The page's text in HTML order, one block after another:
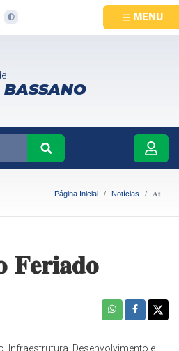
MENU
Página Inicial Notícias 𝐀𝐭𝐞𝐧çã𝐨 𝐚𝐨 𝐅𝐞𝐫𝐢𝐚𝐝𝐨
Infraestrutura, Desenvolvimento e